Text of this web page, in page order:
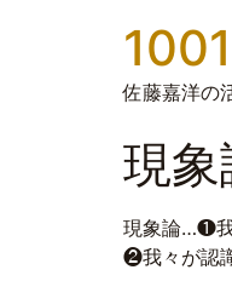
佐藤嘉洋の
現象
現象論…❶我
❷我々が認